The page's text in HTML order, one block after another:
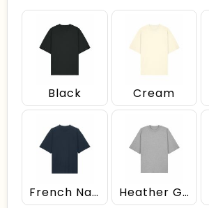
Black Cream
French Navy Heather Grey